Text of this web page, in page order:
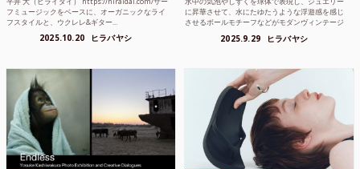
フミュージックをベースに、オーガニックなライ
フスタイルと、ウクレレ&ギター...
2025.10.20 ヒラバヤシ
に昇華させて、水にたゆたうような浮遊感を感じ
させるボールモチーフなどがモダンヴィンテージ
2025.9.29 ヒラバヤシ